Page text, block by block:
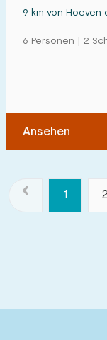
9 km von
6 Personen | 2
Ansehen
1